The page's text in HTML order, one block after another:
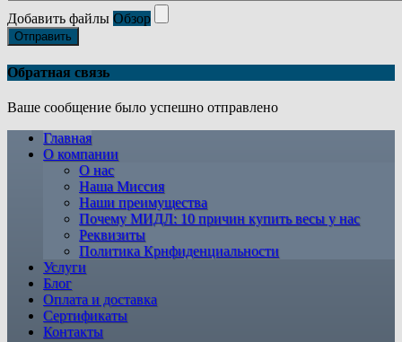
Добавить файлы Обзор
Отправить
Обратная связь
Ваше сообщение было успешно отправлено
Главная
О компании
О нас
Наша Миссия
Наши преимущества
Почему МИДЛ: 10 причин купить весы у нас
Реквизиты
Политика Крнфиденциальности
Услуги
Блог
Оплата и доставка
Сертификаты
Контакты